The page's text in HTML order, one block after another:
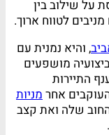
על שילוב בין
לטווח ארוך.
, והיא נמנית עם
מושפעים
התיירות
אחרמניות
שלה ואת קצב